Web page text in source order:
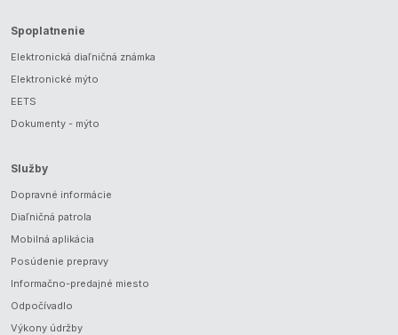
Spoplatnenie
Elektronická diaľničná známka
Elektronické mýto
EETS
Dokumenty - mýto
Služby
Dopravné informácie
Diaľničná patrola
Mobilná aplikácia
Posúdenie prepravy
Informačno-predajné miesto
Odpočívadlo
Výkony údržby